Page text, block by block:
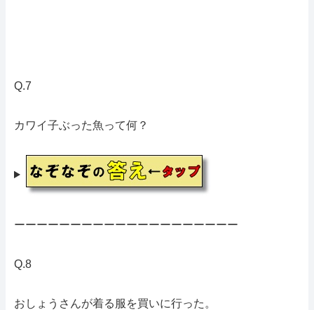
Q.7
カワイ子ぶった魚って何？
ーーーーーーーーーーーーーーーーーーーー
Q.8
おしょうさんが着る服を買いに行った。